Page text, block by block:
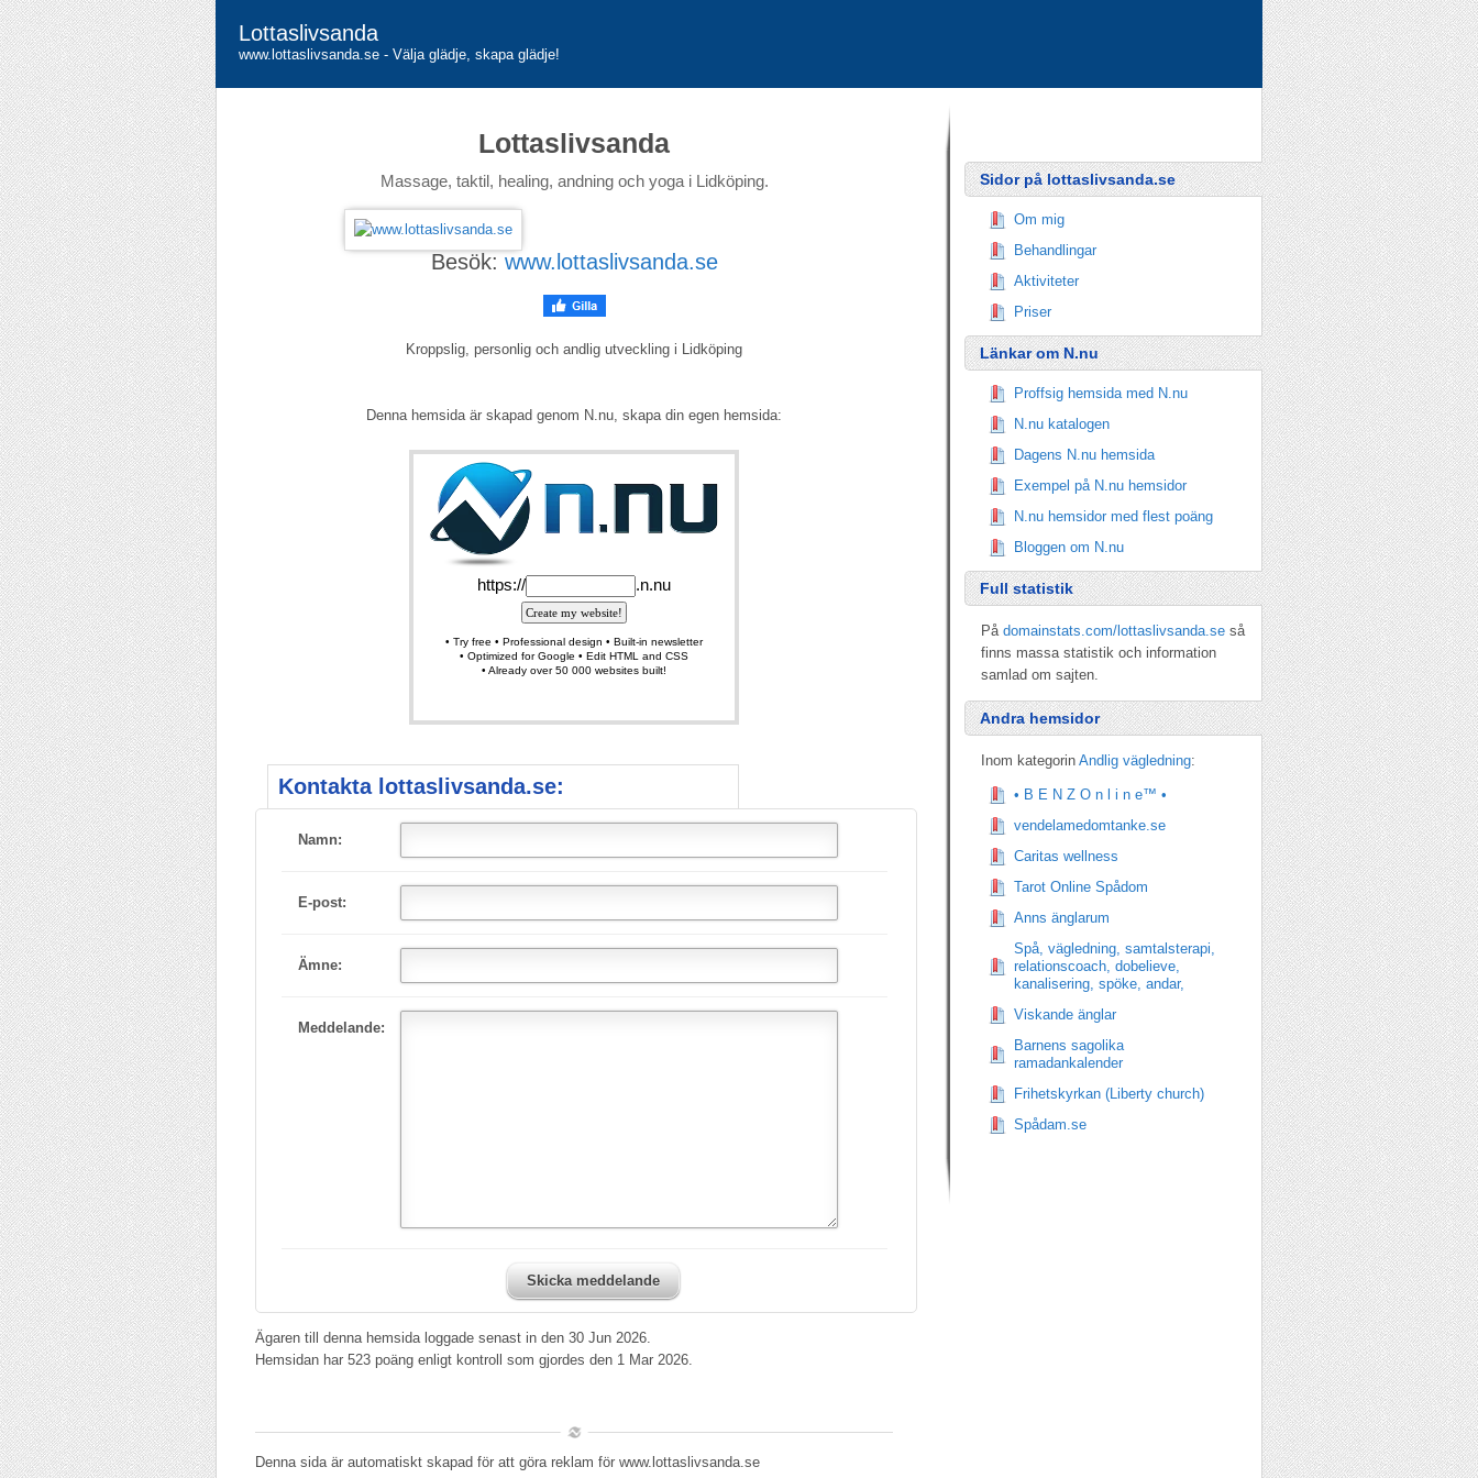
Lottaslivsanda
www.lottaslivsanda.se - Välja glädje, skapa glädje!
Lottaslivsanda
Massage, taktil, healing, andning och yoga i Lidköping.
Besök: www.lottaslivsanda.se
Kroppslig, personlig och andlig utveckling i Lidköping
Denna hemsida är skapad genom N.nu, skapa din egen hemsida:
Kontakta lottaslivsanda.se:
Namn:
E-post:
Ämne:
Meddelande:
Skicka meddelande
Ägaren till denna hemsida loggade senast in den 30 Jun 2026.
Hemsidan har 523 poäng enligt kontroll som gjordes den 1 Mar 2026.
Denna sida är automatiskt skapad för att göra reklam för www.lottaslivsanda.se
Sidor på lottaslivsanda.se
Om mig
Behandlingar
Aktiviteter
Priser
Länkar om N.nu
Proffsig hemsida med N.nu
N.nu katalogen
Dagens N.nu hemsida
Exempel på N.nu hemsidor
N.nu hemsidor med flest poäng
Bloggen om N.nu
Full statistik
På domainstats.com/lottaslivsanda.se så
finns massa statistik och information
samlad om sajten.
Andra hemsidor
Inom kategorin Andlig vägledning:
• B E N Z O n l i n e™ •
vendelamedomtanke.se
Caritas wellness
Tarot Online Spådom
Anns änglarum
Spå, vägledning, samtalsterapi,
relationscoach, dobelieve,
kanalisering, spöke, andar,
Viskande änglar
Barnens sagolika
ramadankalender
Frihetskyrkan (Liberty church)
Spådam.se